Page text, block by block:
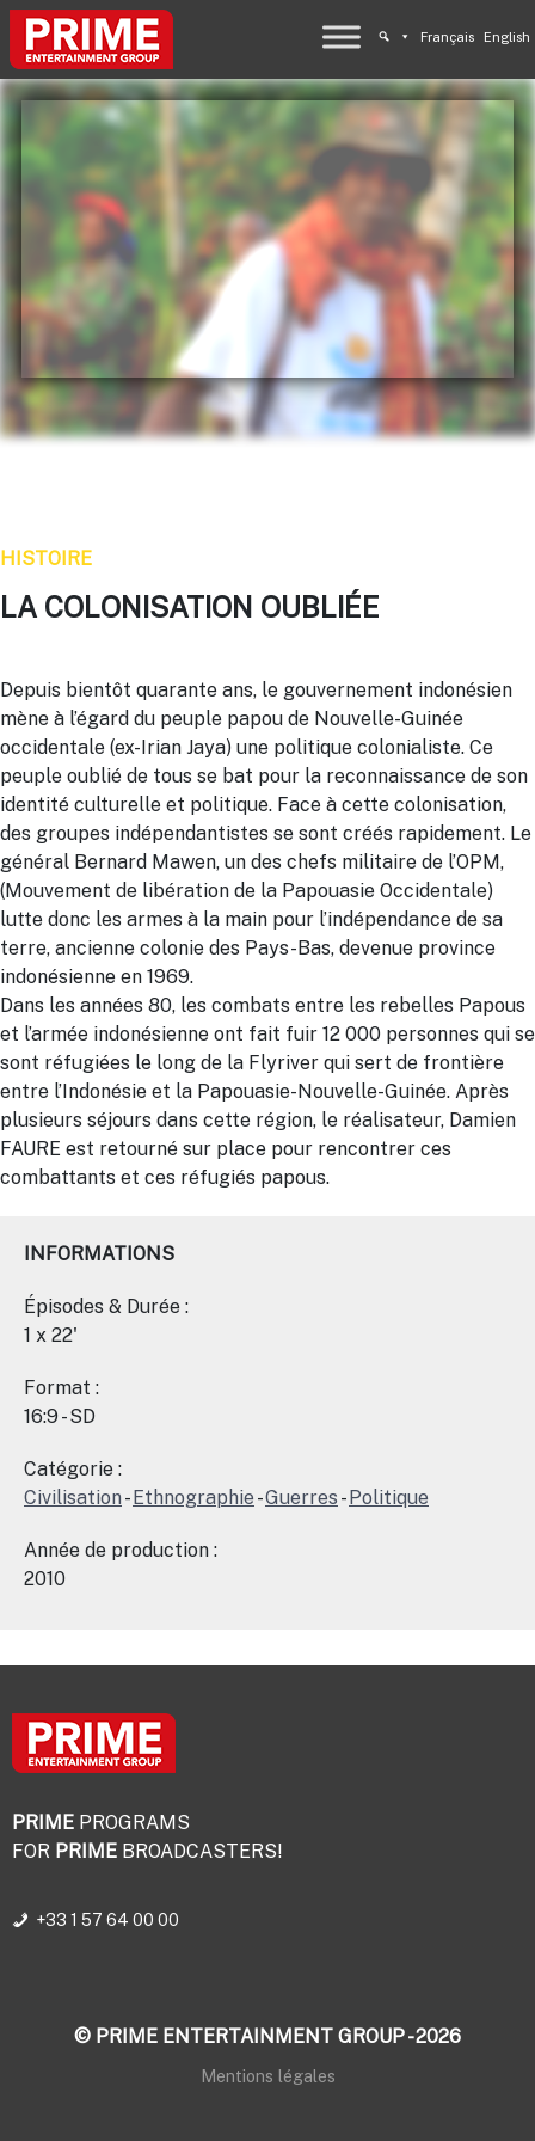
Français English
HISTOIRE
LA COLONISATION OUBLIÉE
Depuis bientôt quarante ans, le gouvernement indonésien
mène à l’égard du peuple papou de Nouvelle-Guinée
occidentale (ex-Irian Jaya) une politique colonialiste. Ce
peuple oublié de tous se bat pour la reconnaissance de son
identité culturelle et politique. Face à cette colonisation,
des groupes indépendantistes se sont créés rapidement. Le
général Bernard Mawen, un des chefs militaire de l’OPM,
(Mouvement de libération de la Papouasie Occidentale)
lutte donc les armes à la main pour l’indépendance de sa
terre, ancienne colonie des Pays-Bas, devenue province
indonésienne en 1969.
Dans les années 80, les combats entre les rebelles Papous
et l’armée indonésienne ont fait fuir 12 000 personnes qui se
sont réfugiées le long de la Flyriver qui sert de frontière
entre l’Indonésie et la Papouasie-Nouvelle-Guinée. Après
plusieurs séjours dans cette région, le réalisateur, Damien
FAURE est retourné sur place pour rencontrer ces
combattants et ces réfugiés papous.
INFORMATIONS
Épisodes & Durée :
1 x 22'
Format :
16:9 - SD
Catégorie :
Civilisation-Ethnographie -Guerres -Politique
Année de production :
2010
PRIME PROGRAMS
FOR PRIME BROADCASTERS!
+33 1 57 64 00 00
© PRIME ENTERTAINMENT GROUP - 2026
Mentions légales